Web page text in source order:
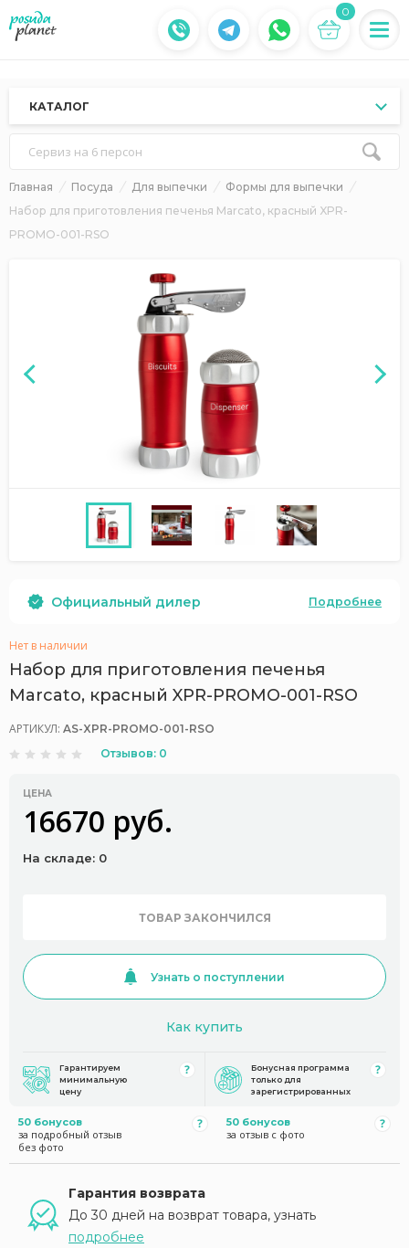
0
КАТАЛОГ
Сервиз на 6 персон
Главная Посуда Для выпечки
Формы для выпечки
Набор для приготовления печенья Marcato, красный XPR-
PROMO-001-RSO
Официальный дилер Подробнее
Нет в наличии
Набор для приготовления печенья
Marcato, красный XPR-PROMO-001-RSO
АРТИКУЛ: AS-XPR-PROMO-001-RSO
Отзывов: 0
ЦЕНА
16670 руб.
На складе: 0
ТОВАР ЗАКОНЧИЛСЯ
Узнать о поступлении
Как купить
Гарантируем
минимальную
цену
Бонусная программа
только для
зарегистрированных
50 бонусов
за подробный отзыв
без фото
50 бонусов
за отзыв с фото
Гарантия возврата
До 30 дней на возврат товара, узнать
подробнее